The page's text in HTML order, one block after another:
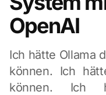
OpenAI
Ich hätte Ollama
können. Ich
können. Ich